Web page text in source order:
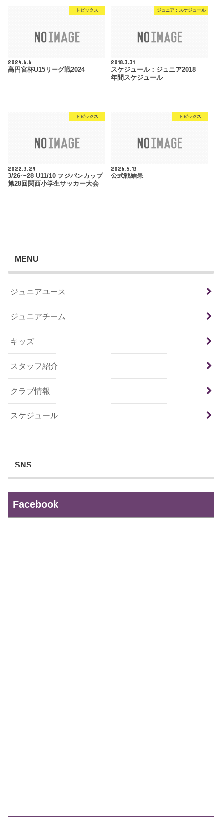
トピックス
2024.6.6
高円宮杯U15リーグ戦2024
ジュニア：スケジュール
2018.3.31
スケジュール：ジュニア2018
年間スケジュール
トピックス
2022.3.29
3/26〜28 U11/10 フジパンカップ
第28回関西小学生サッカー大会
トピックス
2026.5.13
公式戦結果
MENU
ジュニアユース
ジュニアチーム
キッズ
スタッフ紹介
クラブ情報
スケジュール
SNS
Facebook